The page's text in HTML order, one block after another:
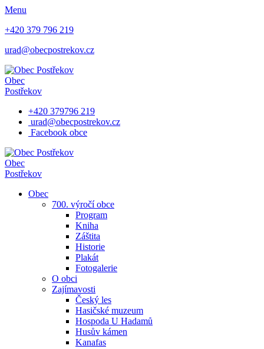
Menu
+420 379 796 219
urad@obecpostrekov.cz
Obec
Postřekov
+420 379796 219
urad@obecpostrekov.cz
Facebook​ obce
Obec
Postřekov
Obec
700. výročí obce
Program
Kniha
Záštita
Historie
Plakát
Fotogalerie
O obci
Zajímavosti
Český les
Hasičské muzeum
Hospoda U Hadamů
Husův kámen
Kanafas